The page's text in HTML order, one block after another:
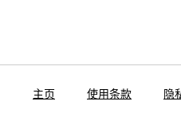
主页 使用条款 隐